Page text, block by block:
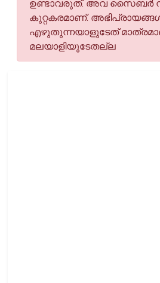
ഉണ്ടാവരുത്. അവ സൈബര്‍
കുറ്റകരമാണ്.
എഴുതുന്നയാളുടേത്
മലയാളിയുടേതല്ല